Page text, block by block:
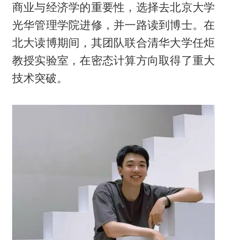
商业与经济学的重要性，选择去北京大学
光华管理学院进修，并一路读到博士。在
北大读博期间，其团队联合清华大学任炬
教授实验室，在密态计算方向取得了重大
技术突破。